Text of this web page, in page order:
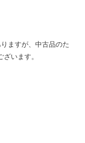
ますが、中古品のた
います。